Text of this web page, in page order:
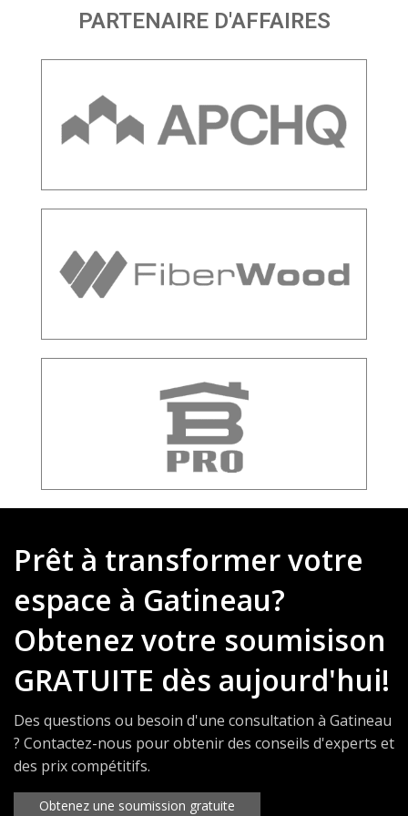
PARTENAIRE D'AFFAIRES
Prêt à transformer votre
espace à Gatineau?
Obtenez votre soumisison
GRATUITE dès aujourd'hui!
Des questions ou besoin d'une consultation à Gatineau
? Contactez-nous pour obtenir des conseils d'experts et
des prix compétitifs.
Obtenez une soumission gratuite